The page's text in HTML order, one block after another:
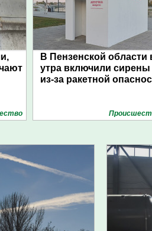
В Пензенской области
утра включили сирены
из-за ракетной